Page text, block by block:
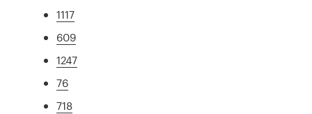
1117
609
1247
76
718